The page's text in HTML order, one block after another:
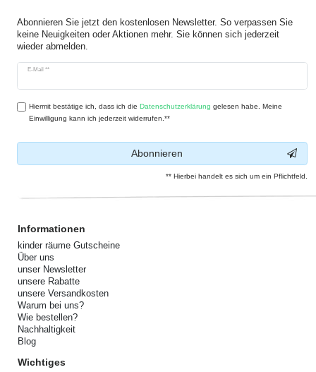
Abonnieren Sie jetzt den kostenlosen Newsletter. So verpassen Sie
keine Neuigkeiten oder Aktionen mehr. Sie können sich jederzeit
wieder abmelden.
E-Mail **
Newsletter
Hiermit bestätige ich, dass ich dieDaten­schutz­erklärung gelesen habe. Meine
Einwilligung kann ich jederzeit widerrufen.**
Abonnieren
** Hierbei handelt es sich um ein Pflichtfeld.
Informationen
kinder räume Gutscheine
Über uns
unser Newsletter
unsere Rabatte
unsere Versandkosten
Warum bei uns?
Wie bestellen?
Nachhaltigkeit
Blog
Wichtiges